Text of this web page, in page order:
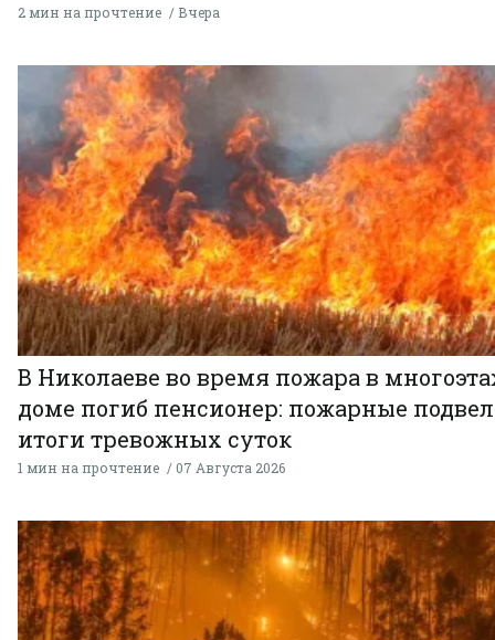
2 мин на прочтение Вчера
В Николаеве во время пожара в
доме погиб пенсионер: пожарные
итоги тревожных суток
1 мин на прочтение 07 Августа 2026